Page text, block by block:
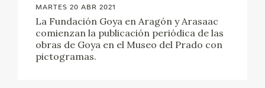
MARTES 20 ABR 2021
La Fundación Goya en Aragón y Arasaac
comienzan la publicación periódica de las
obras de Goya en el Museo del Prado con
pictogramas.